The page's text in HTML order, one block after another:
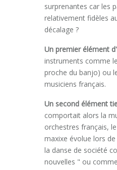
surprenantes car les
relativement fidèles
décalage ?
Un premier élément
instruments comme
proche du banjo) ou
musiciens français.
Un second élément
comportait alors la
orchestres français,
maxixe évolue lors
la danse de société
nouvelles " ou